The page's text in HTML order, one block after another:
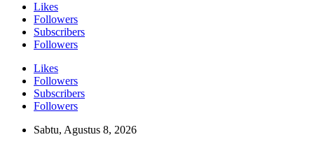
Likes
Followers
Subscribers
Followers
Likes
Followers
Subscribers
Followers
Sabtu, Agustus 8, 2026